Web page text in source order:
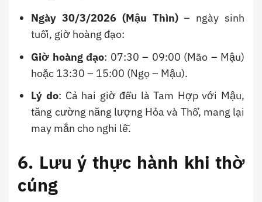
Ngày 30/3/2026 (Mậu Thìn)– ngày sinh
tuổi, giờ hoàng đạo:
Giờ hoàng đạo: 07:30 – 09:00 (Mão – Mậu)
hoặc 13:30 – 15:00 (Ngọ – Mậu).
Lý do: Cả hai giờ đều là Tam Hợp với Mậu,
tăng cường năng lượng Hỏa và Thổ, mang lại
may mắn cho nghi lễ.
6. Lưu ý thực hành khi thờ
cúng